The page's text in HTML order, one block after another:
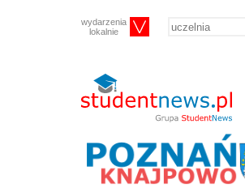
wydarzenia
lokalnie